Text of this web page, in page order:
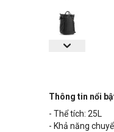
Thông tin nổi
- Thể tích: 25L
- Khả năng